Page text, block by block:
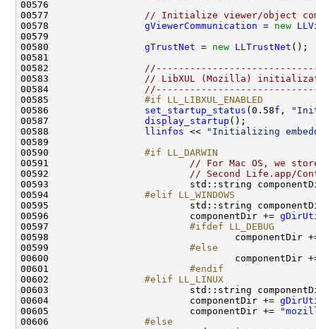
00577
// Initialize viewer/object
00578 gViewerCommunication = new
00580 gTrustNet = new LLTrustNet
00582
00583
// LibXUL (Mozilla)
00584
00585
                #if LL_LIBXUL_ENABLED
00586
set_startup_status (0.58f ,
00587 display_startup
00588
llinfos <<
"Initializing
00590
                #if LL_DARWIN
00591
// For Mac OS, we
00592
// Second Life.app/
00593                         std::string
00594
                #elif LL_WINDOWS
00595
std::string
00596                         componentDir +=
00597
                        #ifdef LL_DEBUG
00598
componentDir
00599
                        #else
00600
componentDir
00601
                        #endif
00602
                #elif LL_LINUX
00603
std::string
00604                         componentDir +=
00605                         componentDir +=
00606
                #else